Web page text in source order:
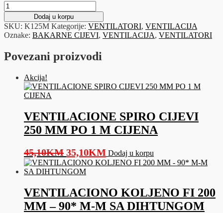
VENTILACIONI
KANALNI
VENTILATOR
FI
125
-
količina
Dodaj u korpu
SKU: K125M Kategorije: VENTILATORI, VENTILACIJA
Oznake: BAKARNE CIJEVI, VENTILACIJA, VENTILATORI
Povezani proizvodi
Akcija!
VENTILACIONE SPIRO CIJEVI
250 MM PO 1 M CIJENA
45,10KM Original
price
was:
45,10KM.
35,10KMCurrent
price
35,10KM.
Dodaj u korpu
VENTILACIONO KOLJENO FI 200
MM – 90* M-M SA DIHTUNGOM